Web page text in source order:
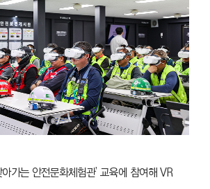
가는 안전문화체험관’ 교육에 참여해 VR